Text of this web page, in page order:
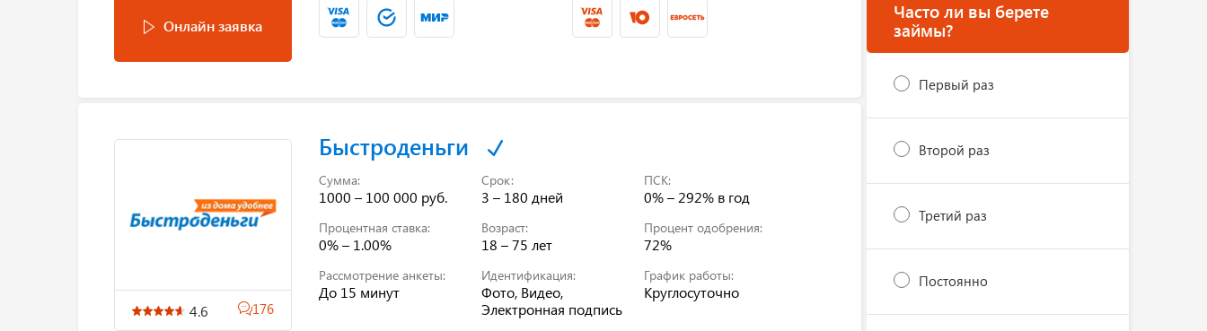
Онлайн заявка
4.6 176
Быстроденьги
Сумма:
1000 – 100 000 руб.
Срок:
3 – 180 дней
ПСК:
0% – 292% в год
Процентная ставка:
0% – 1.00%
Возраст:
18 – 75 лет
Процент одобрения:
72%
Рассмотрение анкеты:
До 15 минут
Идентификация:
Фото, Видео,
Электронная подпись
График работы:
Круглосуточно
Часто ли вы берете
займы?
Первый раз
Второй раз
Третий раз
Постоянно